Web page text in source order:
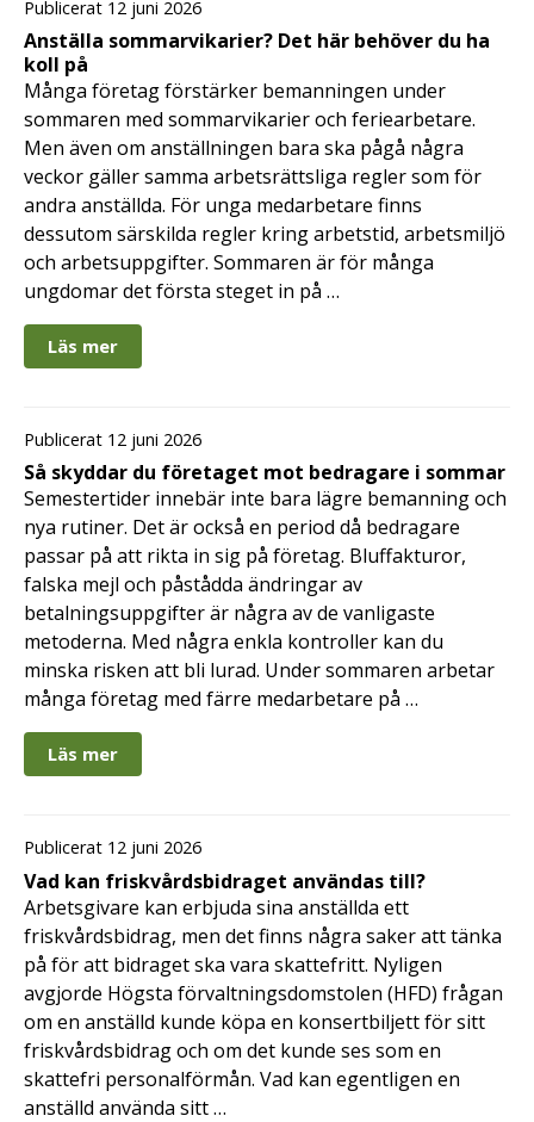
Publicerat 12 juni 2026
Anställa sommarvikarier? Det här behöver du ha
koll på
Många företag förstärker bemanningen under
sommaren med sommarvikarier och feriearbetare.
Men även om anställningen bara ska pågå några
veckor gäller samma arbetsrättsliga regler som för
andra anställda. För unga medarbetare finns
dessutom särskilda regler kring arbetstid, arbetsmiljö
och arbetsuppgifter. Sommaren är för många
ungdomar det första steget in på …
Läs mer
Publicerat 12 juni 2026
Så skyddar du företaget mot bedragare i sommar
Semestertider innebär inte bara lägre bemanning och
nya rutiner. Det är också en period då bedragare
passar på att rikta in sig på företag. Bluffakturor,
falska mejl och påstådda ändringar av
betalningsuppgifter är några av de vanligaste
metoderna. Med några enkla kontroller kan du
minska risken att bli lurad. Under sommaren arbetar
många företag med färre medarbetare på …
Läs mer
Publicerat 12 juni 2026
Vad kan friskvårdsbidraget användas till?
Arbetsgivare kan erbjuda sina anställda ett
friskvårdsbidrag, men det finns några saker att tänka
på för att bidraget ska vara skattefritt. Nyligen
avgjorde Högsta förvaltningsdomstolen (HFD) frågan
om en anställd kunde köpa en konsertbiljett för sitt
friskvårdsbidrag och om det kunde ses som en
skattefri personalförmån. Vad kan egentligen en
anställd använda sitt …